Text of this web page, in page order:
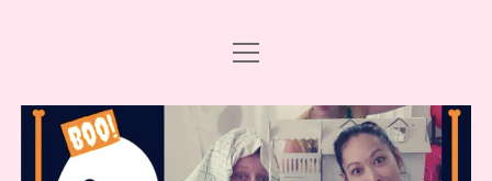
DRAMA CARBONARA, BABY!
ABO & SUPPORT
PODCAST FOLGEN
Menü
öffnen